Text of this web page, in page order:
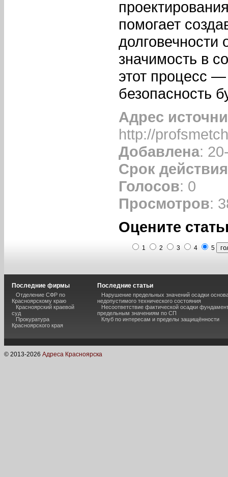
помогает
долговечности
значимость в
этот процесс
безопасность
Адрес
http://
Добавлена:
Срок действия
Голосов: 0
Просмотров:
Оцените
1 2 3 4 5
Последние фирмы
Отделение СФР по
Красноярскому краю
Красноярский краевой
суд
Прокуратура
Красноярского края
Последние статьи
Нарушение предельных значений осадки
недопустимого технического состояния
Несоответствие фактической осадки
предельным значениям по СП
Клуб по интересам и пределы защищённости
© 2013-2026 Адреса Красноярска